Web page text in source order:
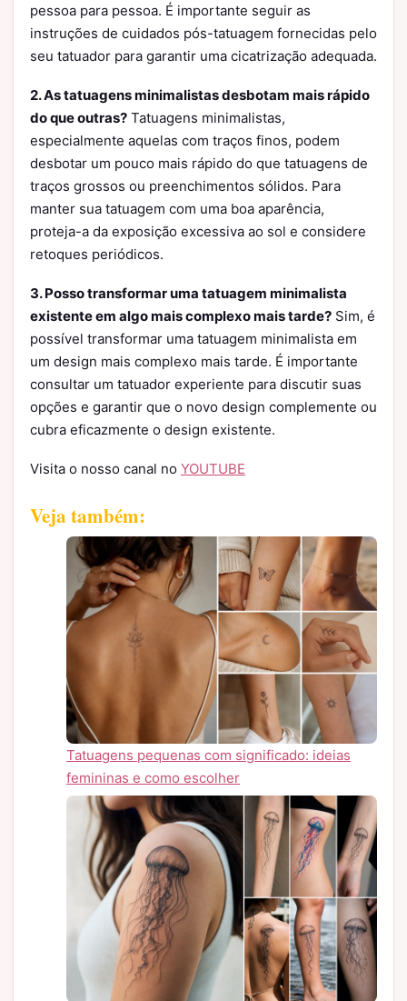
pessoa para pessoa. É importante seguir as
instruções de cuidados pós-tatuagem fornecidas pelo
seu tatuador para garantir uma cicatrização adequada.
2. As tatuagens minimalistas desbotam mais rápido
do que outras? Tatuagens minimalistas,
especialmente aquelas com traços finos, podem
desbotar um pouco mais rápido do que tatuagens de
traços grossos ou preenchimentos sólidos. Para
manter sua tatuagem com uma boa aparência,
proteja-a da exposição excessiva ao sol e considere
retoques periódicos.
3. Posso transformar uma tatuagem minimalista
existente em algo mais complexo mais tarde? Sim, é
possível transformar uma tatuagem minimalista em
um design mais complexo mais tarde. É importante
consultar um tatuador experiente para discutir suas
opções e garantir que o novo design complemente ou
cubra eficazmente o design existente.
Visita o nosso canal no YOUTUBE
Veja também:
Tatuagens pequenas com significado: ideias
femininas e como escolher